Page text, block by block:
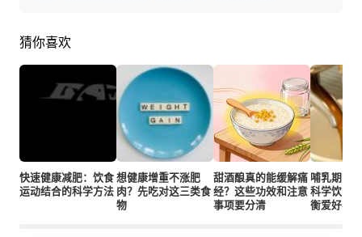
猜你喜欢
快速健康减肥：饮食
运动结合的科学方法
想健康增重不涨肥
肉？先吃对这三类食
物
甜酒酿真的能缓解痛
经？这些功效和注意
事项要分清
哺乳期能
科学饮咖
衡爱好与